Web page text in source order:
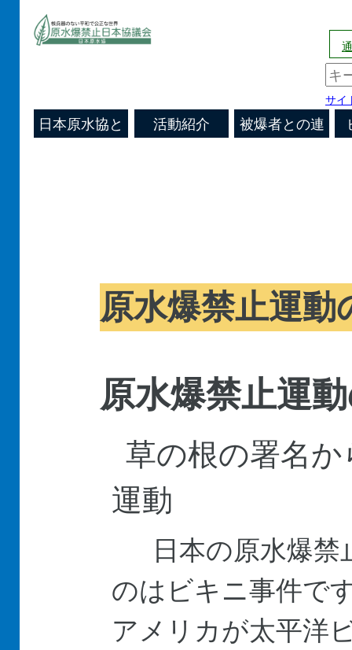
サイ
日本原水協と
活動紹介
被爆者との連
原水爆禁止運動
原水爆禁止運
草の根の署名
運動
日本の原水爆禁
のはビキニ事件で
アメリカが太平洋